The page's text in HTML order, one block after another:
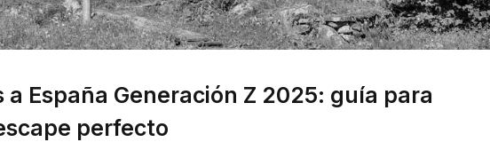
España Generación Z 2025: guía para
perfecto